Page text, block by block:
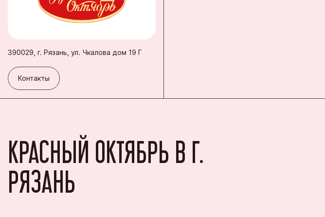
390029, г. Рязань, ул. Чкалова дом 19 Г
Контакты
КРАСНЫЙ ОКТЯБРЬ В Г.
РЯЗАНЬ